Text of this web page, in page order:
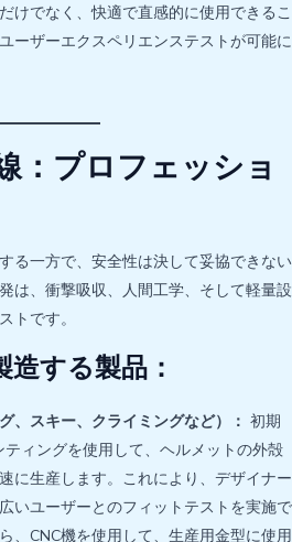
けでなく、快適で直感的に使用できるこ
ーザーエクスペリエンステストが可能に
：プロフェッショ
る一方で、安全性は決して妥協できない
は、衝撃吸収、人間工学、そして軽量設
トです。
する製品：
、スキー、クライミングなど）： 初期
ィングを使用して、ヘルメットの外殻
に生産します。これにより、デザイナー
いユーザーとのフィットテストを実施で
、CNC機を使用して、生産用金型に使用